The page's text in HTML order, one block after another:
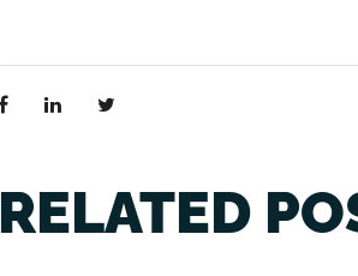
RELATED